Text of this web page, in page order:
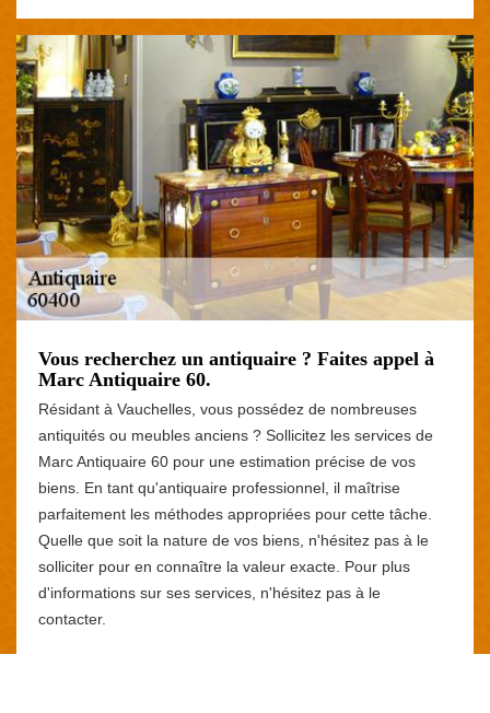
Vous recherchez un antiquaire ? Faites appel à
Marc Antiquaire 60.
Résidant à Vauchelles, vous possédez de nombreuses
antiquités ou meubles anciens ? Sollicitez les services de
Marc Antiquaire 60 pour une estimation précise de vos
biens. En tant qu'antiquaire professionnel, il maîtrise
parfaitement les méthodes appropriées pour cette tâche.
Quelle que soit la nature de vos biens, n'hésitez pas à le
solliciter pour en connaître la valeur exacte. Pour plus
d'informations sur ses services, n'hésitez pas à le
contacter.